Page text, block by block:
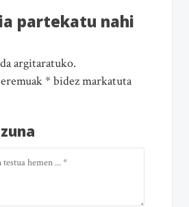
partekatu nahi
argitaratuko.
* bidez markatuta